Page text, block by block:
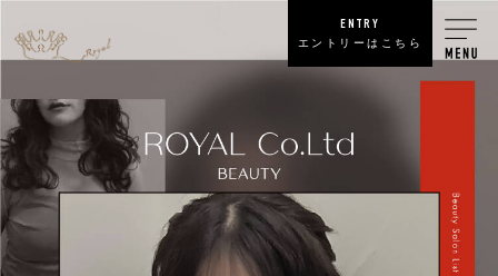
ENTRY
エントリーはこちら
BEAUTY
REGULAR EMPLOYEE